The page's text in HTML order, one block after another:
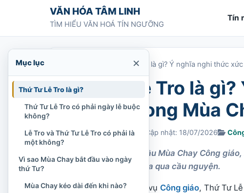
Chuyển tới nội dungVĂN HÓA TÂM LINH
TÌM HIỂU VĂN HOÁ TÍN NGƯỠNG
Tín
Thứ Tư Lễ Tro là gì? Ý nghĩa nghi thức
Thứ Tư Lễ Tro là
xức tro trong Mùa
Chi Tran 14/03/2022 Cập nhật: 18/07/2026
Thứ Tư Lễ Tro mở đầu Mùa Chay Công
trở về với Thiên Chúa qua cầu nguyện.
Trong đời sống phụng vụ Công giáo, Thứ Tư
Mục lục ×
Thứ Tư Lễ Tro là gì?
Thứ Tư Lễ Tro có phải ngày lễ buộc
không?
Lễ Tro và Thứ Tư Lễ Tro có phải là
một không?
Vì sao Mùa Chay bắt đầu vào ngày
thứ Tư?
Mùa Chay kéo dài đến khi nào?